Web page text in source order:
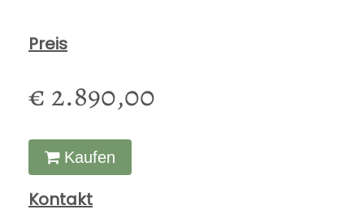
Preis
€ 2.890,00
Kaufen
Kontakt